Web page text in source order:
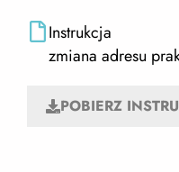
Instrukcja
zmiana adresu
POBIERZ